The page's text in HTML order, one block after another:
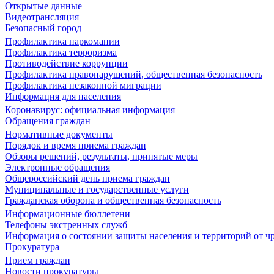
Открытые данные
Видеотрансляция
Безопасный город
Профилактика наркомании
Профилактика терроризма
Противодействие коррупции
Профилактика правонарушений, общественная безопасность
Профилактика незаконной миграции
Информация для населения
Коронавирус: официальная информация
Обращения граждан
Нормативные документы
Порядок и время приема граждан
Обзоры решений, результаты, принятые меры
Электронные обращения
Общероссийский день приема граждан
Муниципальные и государственные услуги
Гражданская оборона и общественная безопасность
Информационные бюллетени
Телефоны экстренных служб
Информация о состоянии защиты населения и территорий от
Прокуратура
Прием граждан
Новости прокуратуры